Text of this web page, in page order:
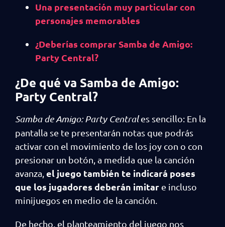
Una presentación muy particular con
personajes memorables
¿Deberías comprar Samba de Amigo:
Party Central?
¿De qué va Samba de Amigo:
Party Central?
Samba de Amigo: Party Centrales sencillo: En la
pantalla se te presentarán notas que podrás
activar con el movimiento de los joy con o con
presionar un botón, a medida que la canción
avanza, el juego también te indicará poses
que los jugadores deberán imitar e incluso
minijuegos en medio de la canción.
De hecho, el planteamiento del juego nos